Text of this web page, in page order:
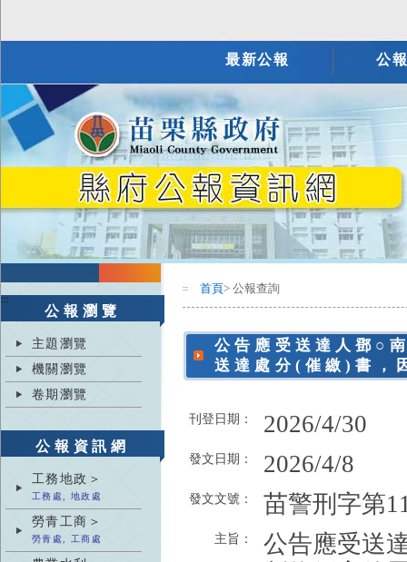
最新公報 公
:::
公報瀏覽
主題瀏覽
機關瀏覽
卷期瀏覽
公報資訊網
工務地政＞
工務處, 地政處
勞青工商＞
勞青處, 工商處
::: 首頁> 公報查詢
公告應受送達人鄧○
送達處分(催繳)書，
刊登日期： 2026/4/30
發文日期： 2026/4/8
發文文號： 苗警刑字第
主旨：
公告應受送